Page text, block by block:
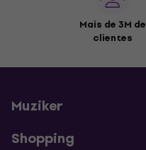
Mais de 3M de
clientes
Muziker
Shopping